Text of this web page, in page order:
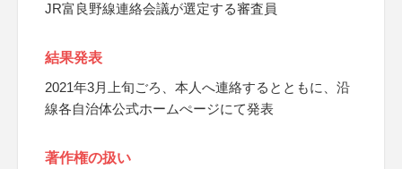
JR富良野線連絡会議が選定する審査員
結果発表
2021年3月上旬ごろ、本人へ連絡するとともに、沿
線各自治体公式ホームぺージにて発表
著作権の扱い